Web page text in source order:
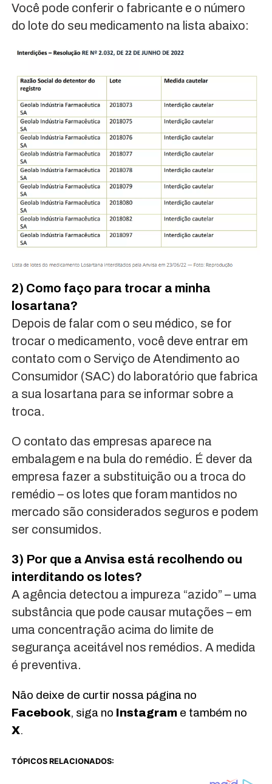
Você pode conferir o fabricante e o número
do lote do seu medicamento na lista abaixo:
2) Como faço para trocar a minha
losartana?
Depois de falar com o seu médico, se for
trocar o medicamento, você deve entrar em
contato com o Serviço de Atendimento ao
Consumidor (SAC) do laboratório que fabrica
a sua losartana para se informar sobre a
troca.
O contato das empresas aparece na
embalagem e na bula do remédio. É dever da
empresa fazer a substituição ou a troca do
remédio – os lotes que foram mantidos no
mercado são considerados seguros e podem
ser consumidos.
3) Por que a Anvisa está recolhendo ou
interditando os lotes?
A agência detectou a impureza “azido” – uma
substância que pode causar mutações – em
uma concentração acima do limite de
segurança aceitável nos remédios. A medida
é preventiva.
Não deixe de curtir nossa página no
Facebook, siga no Instagrame também no
X.
TÓPICOS RELACIONADOS: